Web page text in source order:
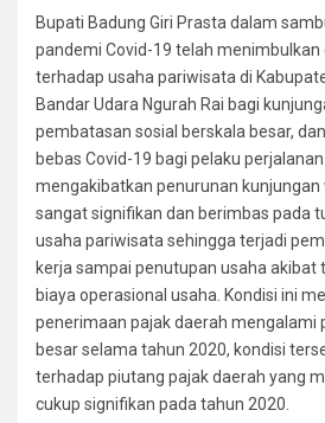
Bupati Badung Giri Prasta dalam
pandemi Covid-19 telah
terhadap usaha pariwisata di
Bandar Udara Ngurah Rai bagi
pembatasan sosial berskala besar,
bebas Covid-19 bagi pelaku
mengakibatkan penurunan
sangat signifikan dan berimbas pada
usaha pariwisata sehingga terjadi
kerja sampai penutupan usaha
biaya operasional usaha. Kondisi ini
penerimaan pajak daerah mengalami
besar selama tahun 2020, kondisi
terhadap piutang pajak daerah yang
cukup signifikan pada tahun 2020.